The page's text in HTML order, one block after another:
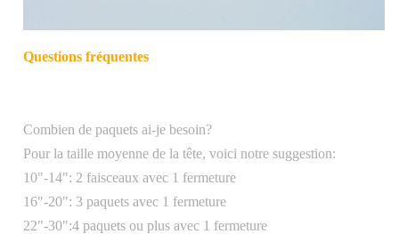
Questions fréquentes
Combien de paquets ai-je besoin?
Pour la taille moyenne de la tête, voici notre suggestion:
10"-14": 2 faisceaux avec 1 fermeture
16"-20": 3 paquets avec 1 fermeture
22"-30":4 paquets ou plus avec 1 fermeture